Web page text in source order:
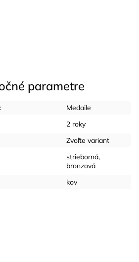
parametre
:
Medaile
2 roky
Zvoľte variant
strieborná,
bronzová
kov